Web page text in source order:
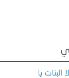
البنات يا